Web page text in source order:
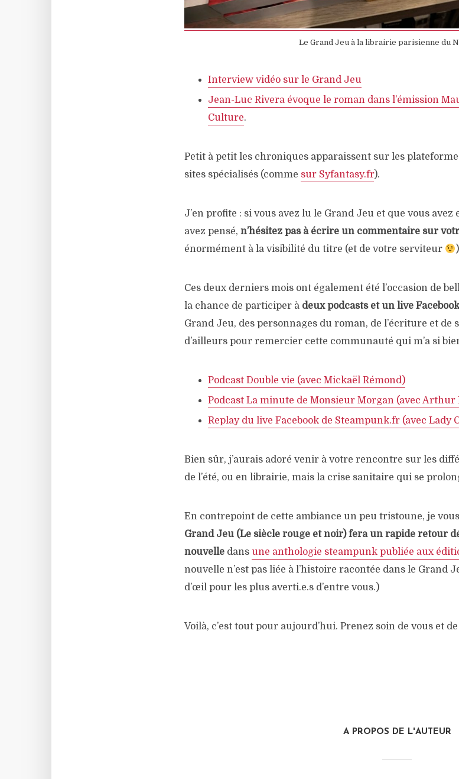
Le Grand Jeu à la librairie parisienne du
Interview vidéo sur le Grand Jeu
Jean-Luc Rivera évoque le roman dans l’émission
Culture.
Petit à petit les chroniques apparaissent sur les
sites spécialisés (comme sur Syfantasy.fr).
J’en profite : si vous avez lu le Grand Jeu et que vous
avez pensé, n’hésitez pas à écrire un commentaire sur
énormément à la visibilité du titre (et de votre serviteur
Ces deux derniers mois ont également été l’occasion de
la chance de participer à deux podcasts et un live Facebook
Grand Jeu, des personnages du roman, de l’écriture et de
d’ailleurs pour remercier cette communauté qui m’a si
Podcast Double vie (avec Mickaël Rémond)
Podcast La minute de Monsieur Morgan (avec
Replay du live Facebook de Steampunk.fr (avec Lady
Bien sûr, j’aurais adoré venir à votre rencontre sur les
de l’été, ou en librairie, mais la crise sanitaire qui se
En contrepoint de cette ambiance un peu tristoune, je
Grand Jeu (Le siècle rouge et noir) fera un rapide retour
nouvelle dans une anthologie steampunk publiée aux
nouvelle n’est pas liée à l’histoire racontée dans le Grand
d’œil pour les plus averti.e.s d’entre vous.)
Voilà, c’est tout pour aujourd’hui. Prenez soin de vous et
A PROPOS DE L'AUTEUR